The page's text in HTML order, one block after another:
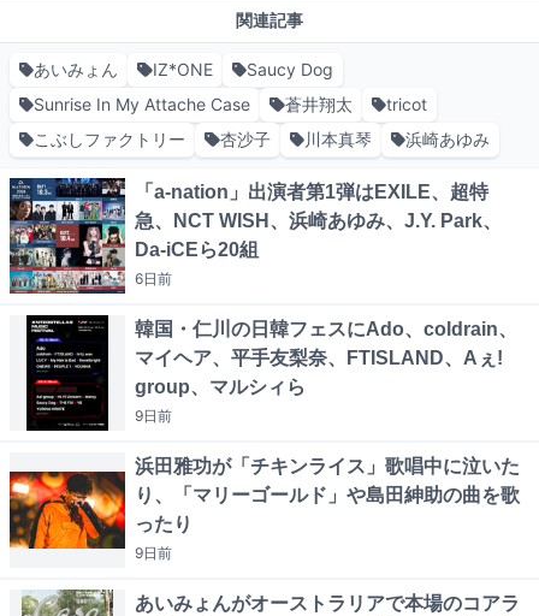
関連記事
あいみょん IZ*ONE
Saucy Dog
Sunrise In My Attache Case
蒼井翔太
tricot
こぶしファクトリー
杏沙子 川本真琴 浜崎あゆみ
「a-nation」出演者第1弾はEXILE、超特
急、NCT WISH、浜崎あゆみ、J.Y. Park、
Da-iCEら20組
6日前
韓国・仁川の日韓フェスにAdo、coldrain、
マイヘア、平手友梨奈、FTISLAND、Aぇ!
group、マルシィら
9日前
浜田雅功が「チキンライス」歌唱中に泣いた
り、「マリーゴールド」や島田紳助の曲を歌
ったり
9日前
あいみょんがオーストラリアで本場のコアラ